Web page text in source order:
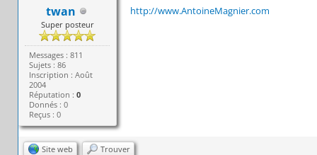
twan
Super posteur
Messages : 811
Sujets : 86
Inscription : Août
2004
Réputation :0
Donnés : 0
Reçus : 0
http://www.AntoineMagnier.com
Site web Trouver